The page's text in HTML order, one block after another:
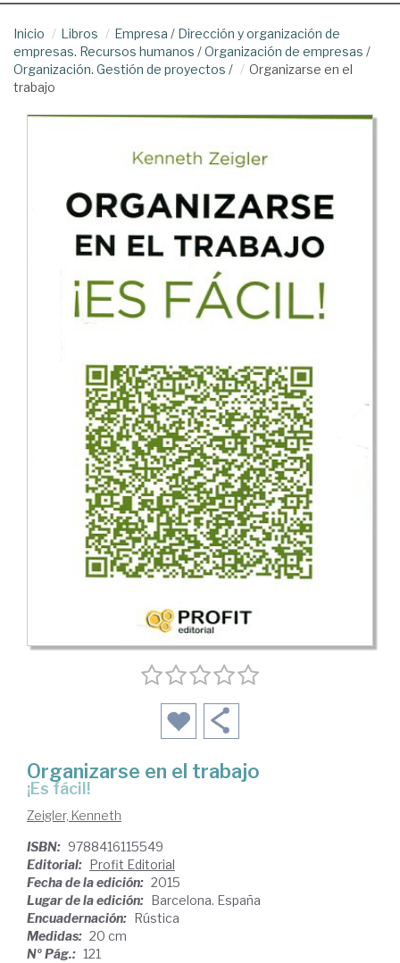
Inicio Libros Empresa / Dirección y organización de
empresas. Recursos humanos /Organización de empresas /
Organización. Gestión de proyectos /
Organizarse en el
trabajo
Organizarse en el trabajo
¡es fácil!
Zeigler, Kenneth
ISBN: 9788416115549
Editorial: Profit Editorial
Fecha de la edición: 2015
Lugar de la edición: Barcelona. España
Encuadernación: Rústica
Medidas: 20 cm
Nº Pág.: 121